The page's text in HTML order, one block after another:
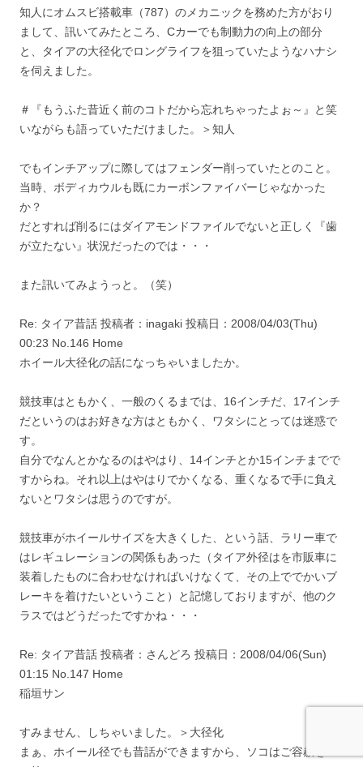
知人にオムスビ搭載車（787）のメカニックを務めた方がおり
まして、訊いてみたところ、Cカーでも制動力の向上の部分
と、タイアの大径化でロングライフを狙っていたようなハナシ
を伺えました。
＃『もうふた昔近く前のコトだから忘れちゃったよぉ～』と笑
いながらも語っていただけました。＞知人
でもインチアップに際してはフェンダー削っていたとのこと。
当時、ボディカウルも既にカーボンファイバーじゃなかった
か？
だとすれば削るにはダイアモンドファイルでないと正しく『歯
が立たない』状況だったのでは・・・
また訊いてみようっと。（笑）
Re: タイア昔話 投稿者：inagaki 投稿日：2008/04/03(Thu)
00:23 No.146 Home
ホイール大径化の話になっちゃいましたか。
競技車はともかく、一般のくるまでは、16インチだ、17インチ
だというのはお好きな方はともかく、ワタシにとっては迷惑で
す。
自分でなんとかなるのはやはり、14インチとか15インチまでで
すからね。それ以上はやはりでかくなる、重くなるで手に負え
ないとワタシは思うのですが。
競技車がホイールサイズを大きくした、という話、ラリー車で
はレギュレーションの関係もあった（タイア外径はを市販車に
装着したものに合わせなければいけなくて、その上ででかいブ
レーキを着けたいということ）と記憶しておりますが、他のク
ラスではどうだったですかね・・・
Re: タイア昔話 投稿者：さんどろ 投稿日：2008/04/06(Sun)
01:15 No.147 Home
稲垣サン
すみません、しちゃいました。＞大径化
まぁ、ホイール径でも昔話ができますから、ソコはご容赦を